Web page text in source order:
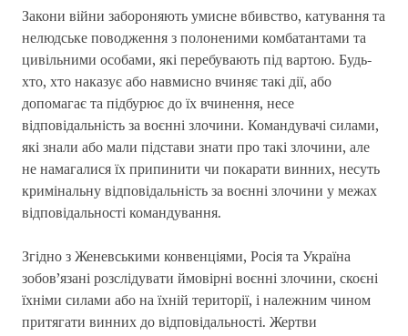
Закони війни забороняють умисне вбивство, катування та
нелюдське поводження з полоненими комбатантами та
цивільними особами, які перебувають під вартою. Будь-
хто, хто наказує або навмисно вчиняє такі дії, або
допомагає та підбурює до їх вчинення, несе
відповідальність за воєнні злочини. Командувачі силами,
які знали або мали підстави знати про такі злочини, але
не намагалися їх припинити чи покарати винних, несуть
кримінальну відповідальність за воєнні злочини у межах
відповідальності командування.
Згідно з Женевськими конвенціями, Росія та Україна
зобов’язані розслідувати ймовірні воєнні злочини, скоєні
їхніми силами або на їхній території, і належним чином
притягати винних до відповідальності. Жертви